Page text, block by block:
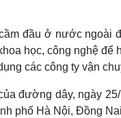
đầu ở nước ngoài
học, công nghệ
các công ty vận
đường dây, ngày
phố Hà Nội, Đồng